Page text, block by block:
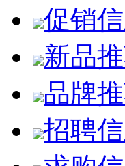
促销
新品
品牌
招聘